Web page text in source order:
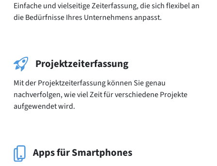
Einfache und vielseitige Zeiterfassung, die sich flexibel an
die Bedürfnisse Ihres Unter­nehmens anpasst.
Projektzeiterfassung
Mit der Projektzeiterfassung können Sie genau
nachverfolgen, wie viel Zeit für verschiedene Projekte
aufgewendet wird.
Apps für Smartphones